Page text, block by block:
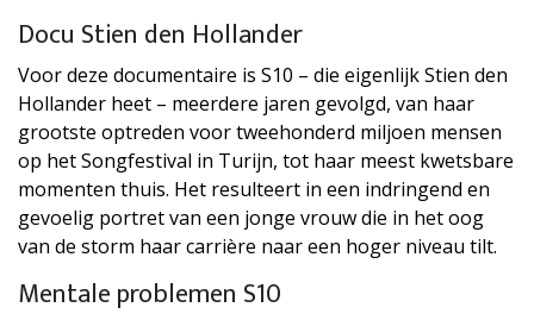
Docu Stien den Hollander
Voor deze documentaire is S10 – die eigenlijk Stien den
Hollander heet – meerdere jaren gevolgd, van haar
grootste optreden voor tweehonderd miljoen mensen
op het Songfestival in Turijn, tot haar meest kwetsbare
momenten thuis. Het resulteert in een indringend en
gevoelig portret van een jonge vrouw die in het oog
van de storm haar carrière naar een hoger niveau tilt.
Mentale problemen S10